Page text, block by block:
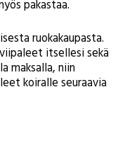
pakastaa.
ruokakaupasta.
itsellesi sekä
maksalla, niin
koiralle seuraavia